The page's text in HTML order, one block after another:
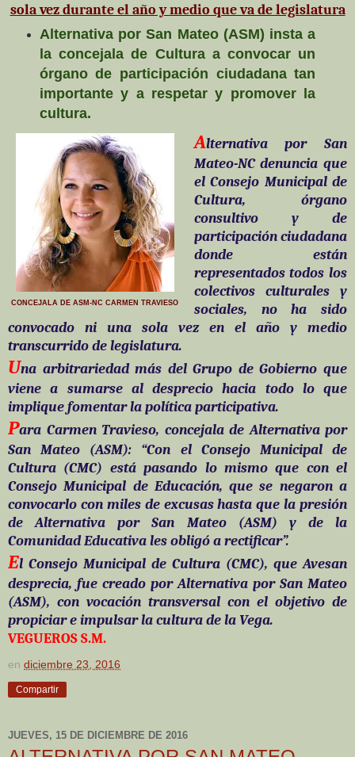
sola vez durante el año y medio que va de legislatura
Alternativa por San Mateo (ASM) insta a
la concejala de Cultura a convocar un
órgano de participación ciudadana tan
importante y a respetar y promover la
cultura.
CONCEJALA DE ASM-NC CARMEN TRAVIESO
Alternativa por San
Mateo-NC denuncia que
el Consejo Municipal de
Cultura, órgano
consultivo y de
participación ciudadana
donde están
representados todos los
colectivos culturales y
sociales, no ha sido
convocado ni una sola vez en el año y medio
transcurrido de legislatura.
Una arbitrariedad más del Grupo de Gobierno que
viene a sumarse al desprecio hacia todo lo que
implique fomentar la política participativa.
Para Carmen Travieso, concejala de Alternativa por
San Mateo (ASM): “Con el Consejo Municipal de
Cultura (CMC) está pasando lo mismo que con el
Consejo Municipal de Educación, que se negaron a
convocarlo con miles de excusas hasta que la presión
de Alternativa por San Mateo (ASM) y de la
Comunidad Educativa les obligó a rectificar”.
El Consejo Municipal de Cultura (CMC), que Avesan
desprecia, fue creado por Alternativa por San Mateo
(ASM), con vocación transversal con el objetivo de
propiciar e impulsar la cultura de la Vega.
VEGUEROS S.M.
en diciembre 23, 2016
Compartir
JUEVES, 15 DE DICIEMBRE DE 2016